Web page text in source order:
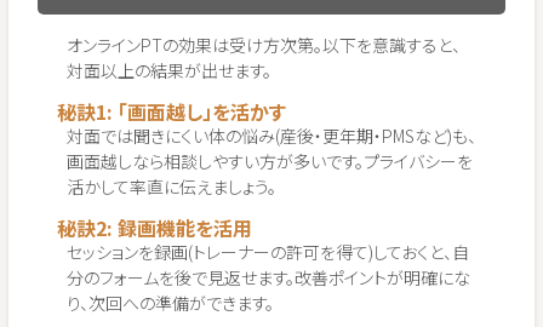
オンラインPTの効果は受け方次第。以下を意識すると、
対面以上の結果が出せます。
秘訣1: 「画面越し」を活かす
対面では聞きにくい体の悩み(産後・更年期・PMSなど)も、
画面越しなら相談しやすい方が多いです。プライバシーを
活かして率直に伝えましょう。
秘訣2: 録画機能を活用
セッションを録画(トレーナーの許可を得て)しておくと、自
分のフォームを後で見返せます。改善ポイントが明確にな
り、次回への準備ができます。